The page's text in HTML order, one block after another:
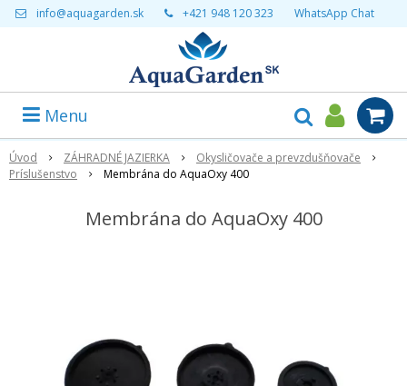
info@aquagarden.sk +421 948 120 323 WhatsApp Chat
Menu
Úvod ZÁHRADNÉ JAZIERKA
Okysličovače a prevzdušňovače
Príslušenstvo
Membrána do AquaOxy 400
Membrána do AquaOxy 400